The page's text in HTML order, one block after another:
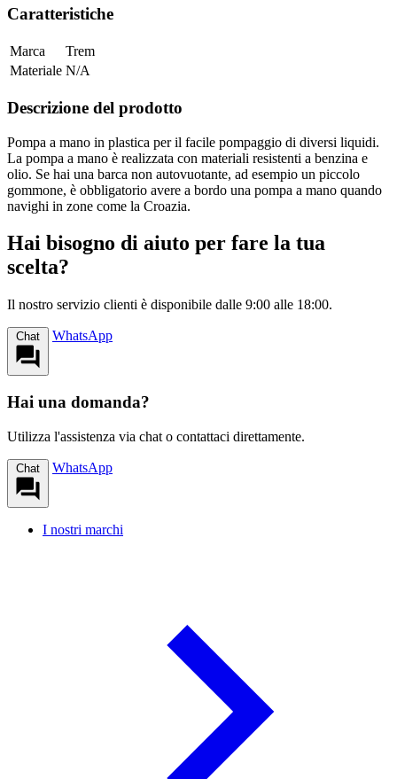
Caratteristiche
Marca
Trem
Materiale N/A
Descrizione del prodotto
Pompa a mano in plastica per il facile pompaggio di diversi liquidi.
La pompa a mano è realizzata con materiali resistenti a benzina e
olio. Se hai una barca non autovuotante, ad esempio un piccolo
gommone, è obbligatorio avere a bordo una pompa a mano quando
navighi in zone come la Croazia.
Hai bisogno di aiuto per fare la tua
scelta?
Il nostro servizio clienti è disponibile dalle 9:00 alle 18:00.
Chat WhatsApp
Hai una domanda?
Utilizza l'assistenza via chat o contattaci direttamente.
Chat WhatsApp
I nostri marchi